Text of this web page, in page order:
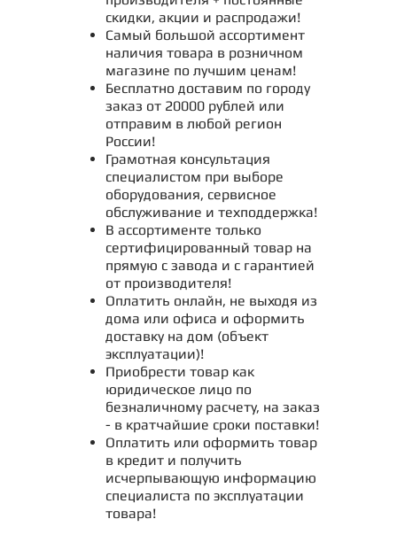
скидки, акции и распродажи!
Самый большой ассортимент
наличия товара в розничном
магазине по лучшим ценам!
Бесплатно доставим по городу
заказ от 20000 рублей или
отправим в любой регион
России!
Грамотная консультация
специалистом при выборе
оборудования, сервисное
обслуживание и техподдержка!
В ассортименте только
сертифицированный товар на
прямую с завода и с гарантией
от производителя!
Оплатить онлайн, не выходя из
дома или офиса и оформить
доставку на дом (объект
эксплуатации)!
Приобрести товар как
юридическое лицо по
безналичному расчету, на заказ
- в кратчайшие сроки поставки!
Оплатить или оформить товар
в кредит и получить
исчерпывающую информацию
специалиста по эксплуатации
товара!